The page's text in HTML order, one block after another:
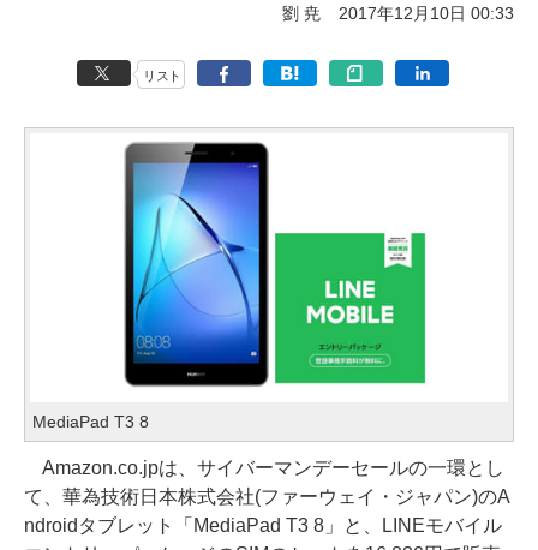
劉 尭 2017年12月10日 00:33
リスト
MediaPad T3 8
Amazon.co.jpは、サイバーマンデーセールの一環とし
て、華為技術日本株式会社(ファーウェイ・ジャパン)のA
ndroidタブレット「MediaPad T3 8」と、LINEモバイル